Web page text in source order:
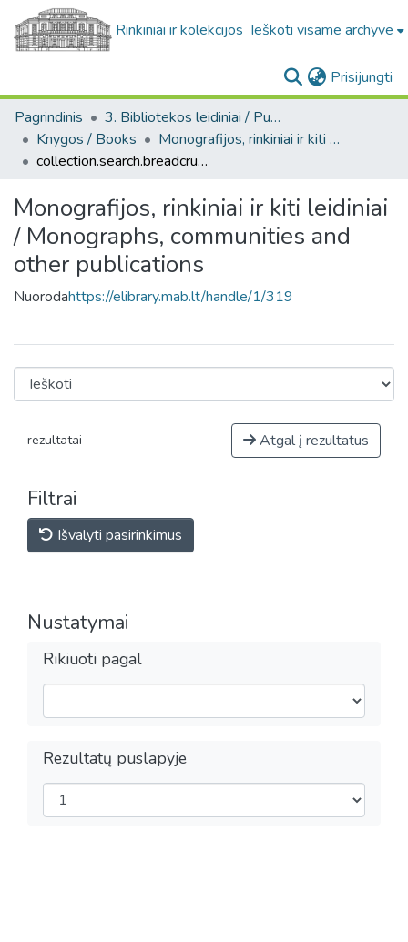
Rinkiniai ir kolekcijos Ieškoti visame archyve
Prisijungti
Pagrindinis
3. Bibliotekos leidiniai / Publications of the Library
Knygos / Books
Monografijos, rinkiniai ir kiti leidiniai / Monographs, communities and other publications
collection.search.breadcrumbs
Monografijos, rinkiniai ir kiti leidiniai
/ Monographs, communities and
other publications
Nuorodahttps://elibrary.mab.lt/handle/1/319
rezultatai Atgal į rezultatus
Filtrai
Išvalyti pasirinkimus
Nustatymai
Rikiuoti pagal
Rezultatų puslapyje